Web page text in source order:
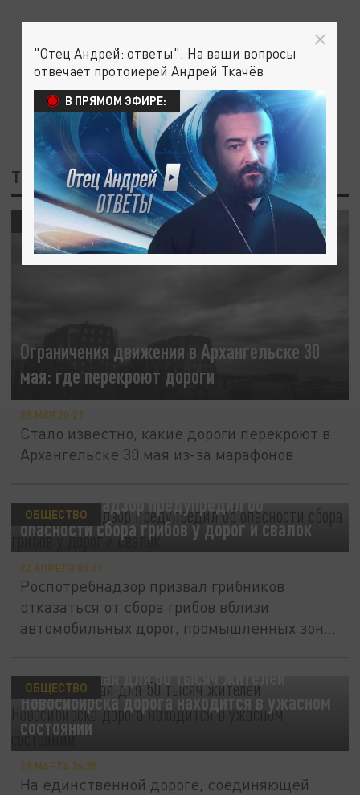
ТЕГ: ДОРОГИ
Ограничения движения в Архангельске 30
мая: где перекроют дороги
ОБЩЕСТВО
28 МАЯ 20:21
Стало известно, какие дороги перекроют в
Архангельске 30 мая из-за марафонов
Роспотребнадзор предупредил об
опасности сбора грибов у дорог и свалок
ОБЩЕСТВО
22 АПРЕЛЯ 08:31
Роспотребнадзор призвал грибников
отказаться от сбора грибов вблизи
автомобильных дорог, промышленных зон
Единственная для 50 тысяч жителей
Новосибирска дорога находится в ужасном
состоянии
ОБЩЕСТВО
28 МАРТА 16:35
На единственной дороге, соединяющей
"Отец Андрей: ответы". На ваши вопросы
отвечает протоиерей Андрей Ткачёв
В ПРЯМОМ ЭФИРЕ: